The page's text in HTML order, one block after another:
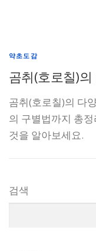
약초도감
곰취(호로칠)
곰취(호로칠)의 다
의 구별법까지 총
것을 알아보세요.
검색